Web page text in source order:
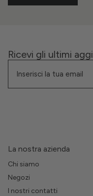
Ricevi gli ultimi
La nostra azienda
Chi siamo
Negozi
I nostri contatti